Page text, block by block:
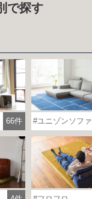
で探す
66件 ユニゾンソファ